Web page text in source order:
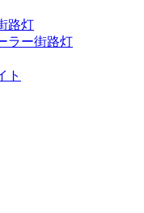
路灯
ラー街路灯
ト